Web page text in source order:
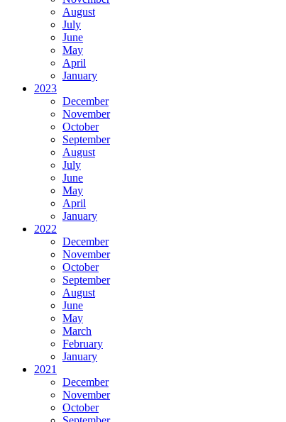
August
July
June
May
April
January
2023
December
November
October
September
August
July
June
May
April
January
2022
December
November
October
September
August
June
May
March
February
January
2021
December
November
October